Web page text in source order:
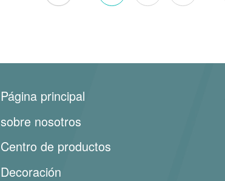
Página principal
sobre nosotros
Centro de productos
Decoración